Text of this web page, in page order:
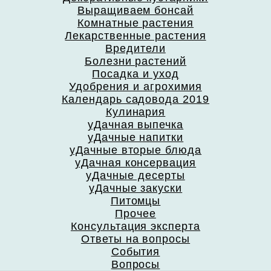
Выращиваем бонсай
Комнатные растения
Лекарственные растения
Вредители
Болезни растений
Посадка и уход
Удобрения и агрохимия
Календарь садовода 2019
Кулинария
уДачная выпечка
уДачные напитки
уДачные вторые блюда
уДачная консервация
уДачные десерты
уДачные закуски
Питомцы
Прочее
Консультация эксперта
Ответы на вопросы
События
Вопросы